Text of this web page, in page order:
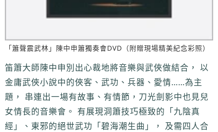
「簫聲震武林」陳中申簫獨奏會DVD（附贈現場精美紀念彩照）
笛簫大師陳中申別出心裁地將音樂與武俠做結合， 以
金庸武俠小說中的俠客、武功、兵器、愛情……為主
題， 串連出一場有故事、有情節，刀光劍影中也見兒
女情長的音樂會。 有展現洞簫技巧極致的「九陰真
經」、東邪的絕世武功「碧海潮生曲」， 及需四人合